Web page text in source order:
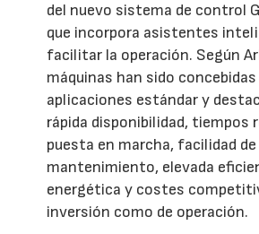
del nuevo sistema de control
que incorpora asistentes
facilitar la operación. Según
máquinas han sido concebidas
aplicaciones estándar y
rápida disponibilidad, tiempos
puesta en marcha, facilidad
mantenimiento, elevada
energética y costes
inversión como de operación.